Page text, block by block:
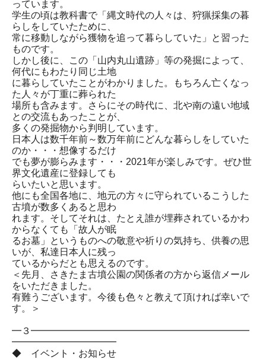
っています。
学生の頃は教科書で「縄文時代の人々は、狩猟採集の暮
らしをしていたために、
常に移動しながら獲物を追って暮らしていた」と習った
ものです。
しかし後に、この「山内丸山遺跡」等の発掘によって、
何代にもわたり同じ土地
に暮らしていたことがわかりました。もちろん亡くなっ
た人々が丁重に葬られた
場所も含みます。さらにその時代に、北や南の遠い地域
との交流もあったことが、
多くの発掘物から判明しています。
日本人は数千年前～数万年前にどんな暮らしをしていた
のか・・・想像するだけ
でも夢が膨らみます・・・2021年が楽しみです。ぜひ世
界文化遺産に登録しても
らいたいと思います。
他にも全国各地に、地元の方々に守られているこうした
古墳が数多くあると思わ
れます。そしてそれは、たとえ誰が埋葬されているかわ
からなくても「故人が眠
るお墓」というものへの敬意や祈りの気持ち、供養の思
いが、私達日本人に残っ
ているからだとも思えるのです。
＜先月、さきたま古墳公園の関係者の方から返信メール
をいただきました。
有難うございます。今後も色々と教えて頂ければ幸いで
す。＞
━３━━━━━━━━━━━━━━━━━━━━━━━
━━━━━━━━━━━
◆ イベント・お知らせ